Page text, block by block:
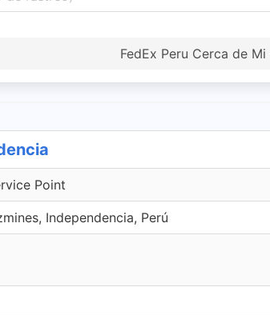
FedEx Peru Cerca de
Point
Independencia, Perú